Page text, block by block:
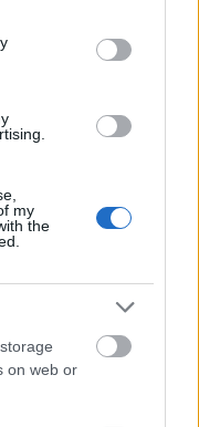
in below Google
my
the
on web or
felemelő
a Tomcsa
tette az